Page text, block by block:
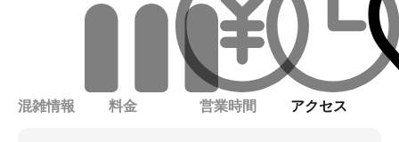
混雑情報 料金 営業時間 アクセス